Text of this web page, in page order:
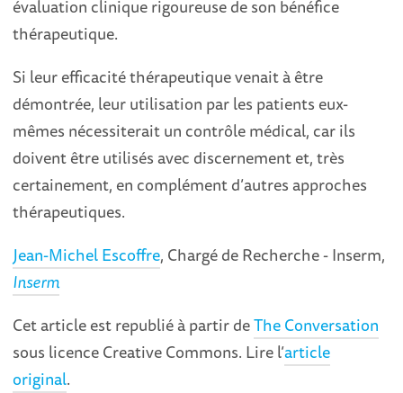
évaluation clinique rigoureuse de son bénéfice
thérapeutique.
Si leur efficacité thérapeutique venait à être
démontrée, leur utilisation par les patients eux-
mêmes nécessiterait un contrôle médical, car ils
doivent être utilisés avec discernement et, très
certainement, en complément d’autres approches
thérapeutiques.
Jean-Michel Escoffre, Chargé de Recherche - Inserm,
Inserm
Cet article est republié à partir deThe Conversation
sous licence Creative Commons. Lire l’article
original.